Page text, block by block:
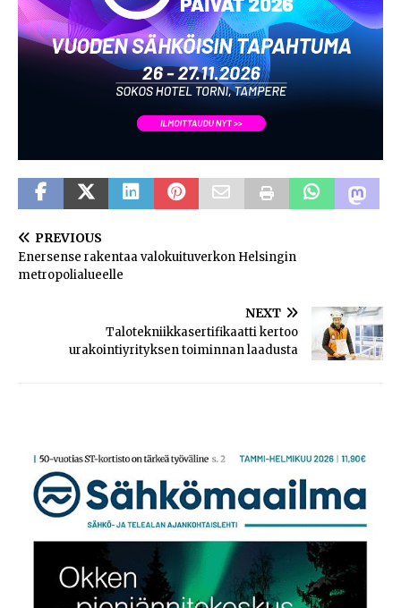
PREVIOUS
Enersense rakentaa valokuituverkon Helsingin
metropolialueelle
NEXT
Talotekniikkasertifikaatti kertoo
urakointiyrityksen toiminnan laadusta